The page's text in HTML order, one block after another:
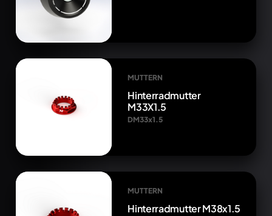
MUTTERN
Hinterradmutter
M33X1.5
DM33x1.5
MUTTERN
Hinterradmutter M38x1.5